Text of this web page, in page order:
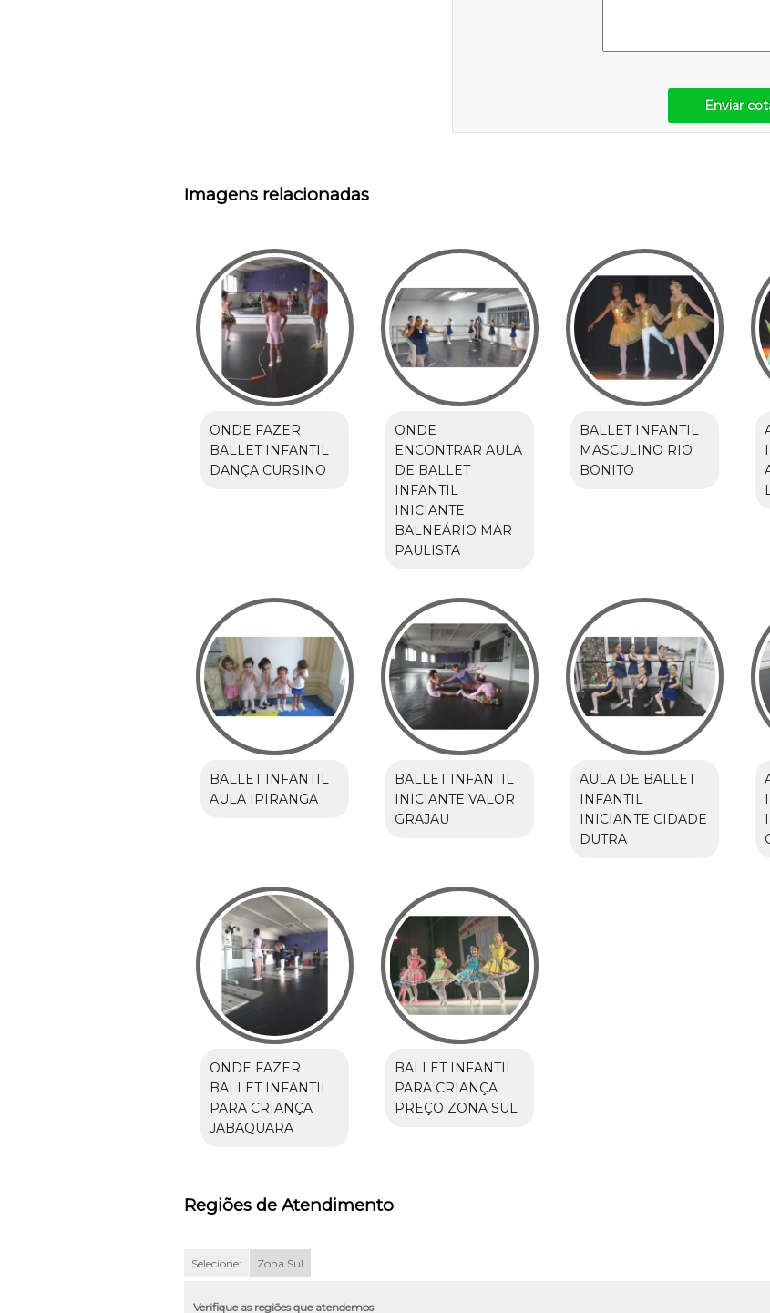
Enviar
Imagens relacionadas
ONDE FAZER
BALLET INFANTIL
DANÇA CURSINO
ONDE
ENCONTRAR AULA
DE BALLET
INFANTIL
INICIANTE
BALNEÁRIO MAR
PAULISTA
BALLET INFANTIL
MASCULINO RIO
BONITO
BALLET INFANTIL
AULA IPIRANGA
BALLET INFANTIL
INICIANTE VALOR
GRAJAU
AULA DE BALLET
INFANTIL
INICIANTE CIDADE
DUTRA
ONDE FAZER
BALLET INFANTIL
PARA CRIANÇA
JABAQUARA
BALLET INFANTIL
PARA CRIANÇA
PREÇO ZONA SUL
Regiões de Atendimento
Selecione: Zona Sul
Verifique as regiões que atendemos